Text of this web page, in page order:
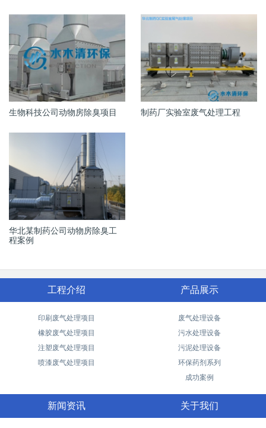
生物科技公司动物房除臭项目 制药厂实验室废气处理工程
华北某制药公司动物房除臭工
程案例
工程介绍
印刷废气处理项目
橡胶废气处理项目
注塑废气处理项目
喷漆废气处理项目
产品展示
废气处理设备
污水处理设备
污泥处理设备
环保药剂系列
成功案例
新闻资讯 关于我们